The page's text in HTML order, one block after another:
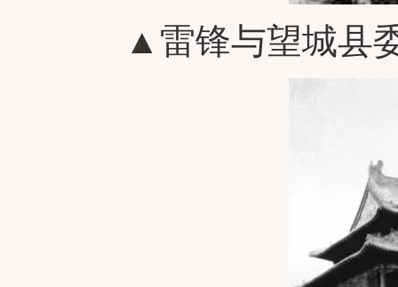
▲雷锋与望城县